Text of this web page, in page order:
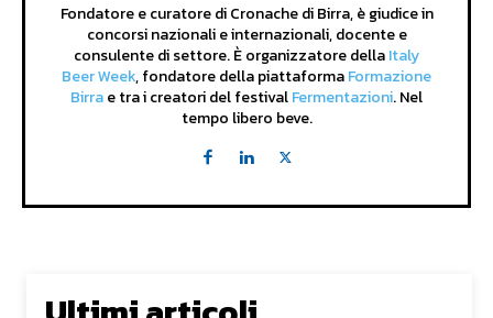
Fondatore e curatore di Cronache di Birra, è giudice in
concorsi nazionali e internazionali, docente e
consulente di settore. È organizzatore dellaItaly
Beer Week, fondatore della piattaformaFormazione
Birrae tra i creatori del festivalFermentazioni. Nel
tempo libero beve.